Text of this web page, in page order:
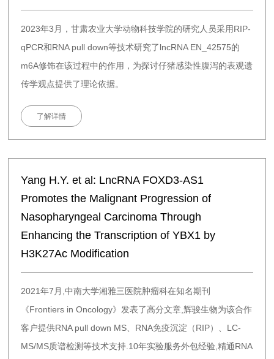
2023年3月，甘肃农业大学动物科技学院的研究人员采用RIP-
qPCR和RNA pull down等技术研究了lncRNA EN_42575的
m6A修饰在该过程中的作用，为探讨仔猪感染性腹泻的表观遗
传学观点提供了理论依据。
了解详情
Yang H.Y. et al: LncRNA FOXD3-AS1
Promotes the Malignant Progression of
Nasopharyngeal Carcinoma Through
Enhancing the Transcription of YBX1 by
H3K27Ac Modification
2021年7月,中南大学湘雅三医院肿瘤科在知名期刊
《Frontiers in Oncology》发表了高分文章,辉骏生物为该合作
客户提供RNA pull down MS、RNA免疫沉淀（RIP）、LC-
MS/MS质谱检测等技术支持.10年实验服务外包经验,精通RNA